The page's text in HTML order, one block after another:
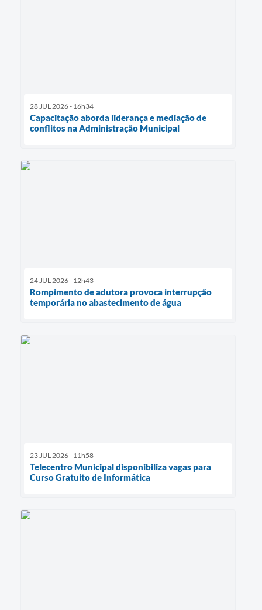
28 JUL 2026 - 16h34
Capacitação aborda liderança e mediação de
conflitos na Administração Municipal
24 JUL 2026 - 12h43
Rompimento de adutora provoca interrupção
temporária no abastecimento de água
23 JUL 2026 - 11h58
Telecentro Municipal disponibiliza vagas para
Curso Gratuito de Informática